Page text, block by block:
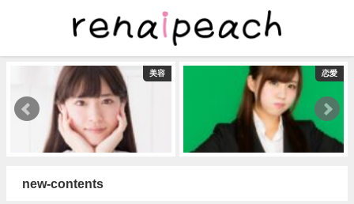
美容 恋愛
new-contents